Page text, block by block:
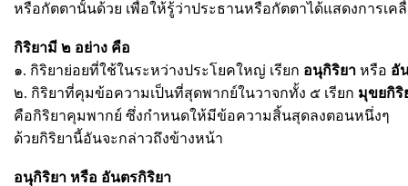
หรือกัตตานั้นด้วย เพื่อให้รู้ว่าประธานหรือกัตตาได้แสดงการเค
กิริยามี ๒ อย่าง คือ
๑. กิริยาย่อยที่ใช้ในระหว่างประโยคใหญ่ เรียก อนุกิริยา หรือ อั
๒. กิริยาที่คุมข้อความเป็นที่สุดพากย์ในวาจกทั้ง ๕ เรียก มุขยกิริ
คือกิริยาคุมพากย์ ซึ่งกำหนดให้มีข้อความสิ้นสุดลงตอนหนึ่งๆ
ด้วยกิริยานี้อันจะกล่าวถึงข้างหน้า
อนุกิริยา หรือ อันตรกิริยา